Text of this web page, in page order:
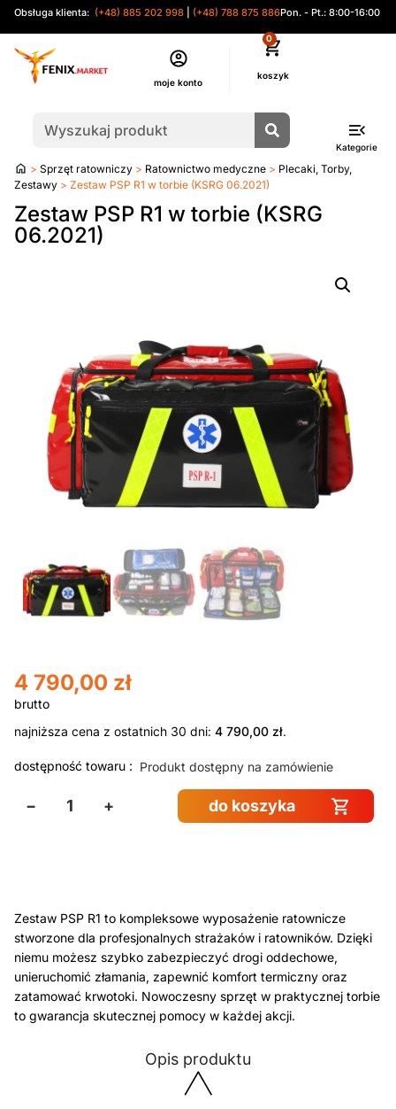
Obsługa klienta: (+48) 885 202 998 (+48) 788 875 886Pon. - Pt.: 8:00-16:00
moje konto
0
Kategorie
Strona
główna
> Sprzęt ratowniczy > Ratownictwo medyczne > Plecaki, Torby,
Zestawy > Zestaw PSP R1 w torbie (KSRG 06.2021)
Zestaw PSP R1 to kompleksowe wyposażenie ratownicze
stworzone dla profesjonalnych strażaków i ratowników. Dzięki
niemu możesz szybko zabezpieczyć drogi oddechowe,
unieruchomić złamania, zapewnić komfort termiczny oraz
zatamować krwotoki. Nowoczesny sprzęt w praktycznej torbie
to gwarancja skutecznej pomocy w każdej akcji.
Opis produktu
Zestaw PSP R1 w torbie (KSRG
06.2021)
4 790,00 zł
najniższa cena z ostatnich 30 dni: 4 790,00 zł.
dostępność towaru : Produkt dostępny na zamówienie
− + do koszyka